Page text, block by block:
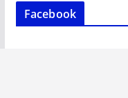
Facebook